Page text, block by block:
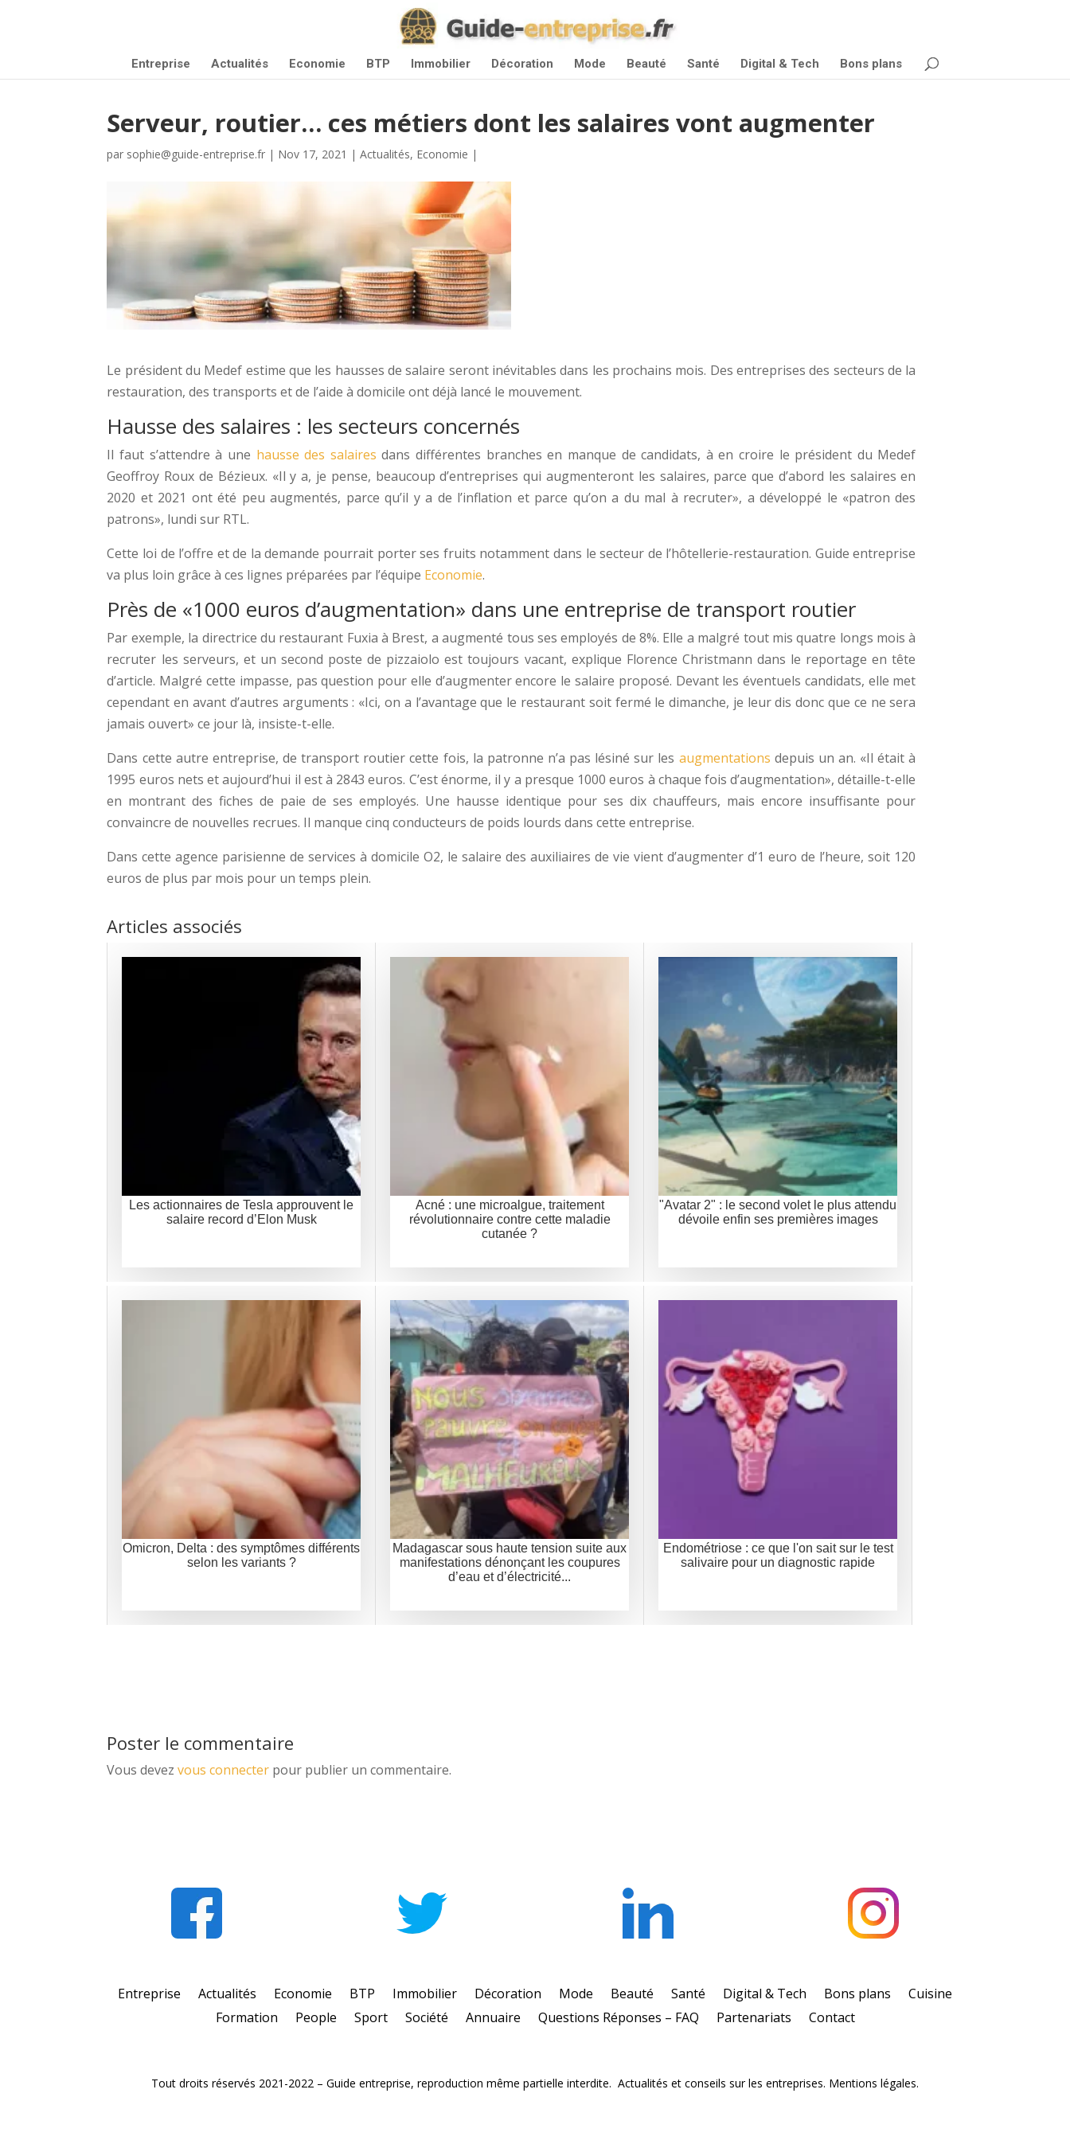
Entreprise Actualités Economie BTP Immobilier Décoration Mode Beauté Santé Digital & Tech Bons plans
Serveur, routier… ces métiers dont les salaires vont augmenter
par sophie@guide-entreprise.fr | Nov 17, 2021 |Actualités, Economie |
Le président du Medef estime que les hausses de salaire seront inévitables dans les prochains mois. Des entreprises des secteurs de la
restauration, des transports et de l’aide à domicile ont déjà lancé le mouvement.
Hausse des salaires : les secteurs concernés
Il faut s’attendre à une hausse des salaires dans différentes branches en manque de candidats, à en croire le président du Medef
Geoffroy Roux de Bézieux. «Il y a, je pense, beaucoup d’entreprises qui augmenteront les salaires, parce que d’abord les salaires en
2020 et 2021 ont été peu augmentés, parce qu’il y a de l’inflation et parce qu’on a du mal à recruter», a développé le «patron des
patrons», lundi sur RTL.
Cette loi de l’offre et de la demande pourrait porter ses fruits notamment dans le secteur de l’hôtellerie-restauration. Guide entreprise
va plus loin grâce à ces lignes préparées par l’équipe Economie.
Près de «1000 euros d’augmentation» dans une entreprise de transport routier
Par exemple, la directrice du restaurant Fuxia à Brest, a augmenté tous ses employés de 8%. Elle a malgré tout mis quatre longs mois à
recruter les serveurs, et un second poste de pizzaiolo est toujours vacant, explique Florence Christmann dans le reportage en tête
d’article. Malgré cette impasse, pas question pour elle d’augmenter encore le salaire proposé. Devant les éventuels candidats, elle met
cependant en avant d’autres arguments : «Ici, on a l’avantage que le restaurant soit fermé le dimanche, je leur dis donc que ce ne sera
jamais ouvert» ce jour là, insiste-t-elle.
Dans cette autre entreprise, de transport routier cette fois, la patronne n’a pas lésiné sur les augmentations depuis un an. «Il était à
1995 euros nets et aujourd’hui il est à 2843 euros. C’est énorme, il y a presque 1000 euros à chaque fois d’augmentation», détaille-t-elle
en montrant des fiches de paie de ses employés. Une hausse identique pour ses dix chauffeurs, mais encore insuffisante pour
convaincre de nouvelles recrues. Il manque cinq conducteurs de poids lourds dans cette entreprise.
Dans cette agence parisienne de services à domicile O2, le salaire des auxiliaires de vie vient d’augmenter d’1 euro de l’heure, soit 120
euros de plus par mois pour un temps plein.
Articles associés
Les actionnaires de Tesla approuvent le
salaire record d’Elon Musk
Acné : une microalgue, traitement
révolutionnaire contre cette maladie
cutanée ?
"Avatar 2" : le second volet le plus attendu
dévoile enfin ses premières images
Omicron, Delta : des symptômes différents
selon les variants ?
Madagascar sous haute tension suite aux
manifestations dénonçant les coupures
d’eau et d’électricité...
Endométriose : ce que l'on sait sur le test
salivaire pour un diagnostic rapide
Poster le commentaire
Vous devezvous connecter pour publier un commentaire.
Entreprise Actualités Economie BTP Immobilier Décoration Mode Beauté Santé Digital & Tech Bons plans
Cuisine
Formation
People Sport Société Annuaire Questions Réponses – FAQ Partenariats Contact
Tout droits réservés 2021-2022 – Guide entreprise, reproduction même partielle interdite. Actualités et conseils sur les entreprises. Mentions légales.